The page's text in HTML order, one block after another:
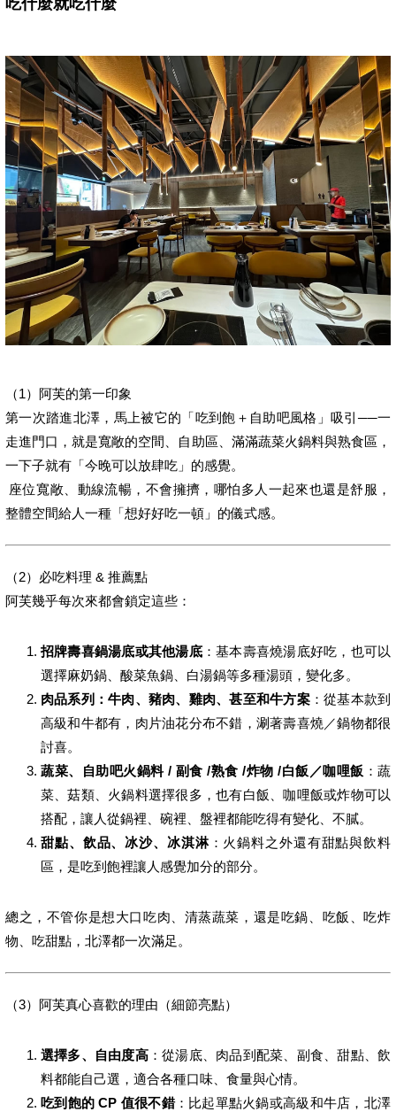
吃什麼就吃什麼
（1）阿芙的第一印象
第一次踏進北澤，馬上被它的「吃到飽＋自助吧風格」吸引──一
走進門口，就是寬敞的空間、自助區、滿滿蔬菜火鍋料與熟食區，
一下子就有「今晚可以放肆吃」的感覺。
座位寬敞、動線流暢，不會擁擠，哪怕多人一起來也還是舒服，
整體空間給人一種「想好好吃一頓」的儀式感。
（2）必吃料理 & 推薦點
阿芙幾乎每次來都會鎖定這些：
招牌壽喜鍋湯底或其他湯底：基本壽喜燒湯底好吃，也可以
選擇麻奶鍋、酸菜魚鍋、白湯鍋等多種湯頭，變化多。
肉品系列：牛肉、豬肉、雞肉、甚至和牛方案：從基本款到
高級和牛都有，肉片油花分布不錯，涮著壽喜燒／鍋物都很
討喜。
蔬菜、自助吧火鍋料 / 副食 /熟食 /炸物 /白飯／咖哩飯 ：蔬
菜、菇類、火鍋料選擇很多，也有白飯、咖哩飯或炸物可以
搭配，讓人從鍋裡、碗裡、盤裡都能吃得有變化、不膩。
甜點、飲品、冰沙、冰淇淋：火鍋料之外還有甜點與飲料
區，是吃到飽裡讓人感覺加分的部分。
總之，不管你是想大口吃肉、清蒸蔬菜，還是吃鍋、吃飯、吃炸
物、吃甜點，北澤都一次滿足。
（3）阿芙真心喜歡的理由（細節亮點）
選擇多、自由度高：從湯底、肉品到配菜、副食、甜點、飲
料都能自己選，適合各種口味、食量與心情。
吃到飽的 CP 值很不錯：比起單點火鍋或高級和牛店，北澤